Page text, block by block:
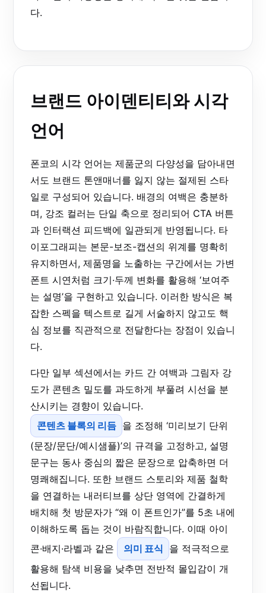
다.
브랜드 아이덴티티와 시각
언어
폰코의 시각 언어는 제품군의 다양성을 담아내면
서도 브랜드 톤앤매너를 잃지 않는 절제된 스타
일로 구성되어 있습니다. 배경의 여백은 충분하
며, 강조 컬러는 단일 축으로 정리되어 CTA 버튼
과 인터랙션 피드백에 일관되게 반영됩니다. 타
이포그래피는 본문-보조-캡션의 위계를 명확히
유지하면서, 제품명을 노출하는 구간에서는 가변
폰트 시연처럼 크기·두께 변화를 활용해 ‘보여주
는 설명’을 구현하고 있습니다. 이러한 방식은 복
잡한 스펙을 텍스트로 길게 서술하지 않고도 핵
심 정보를 직관적으로 전달한다는 장점이 있습니
다.
다만 일부 섹션에서는 카드 간 여백과 그림자 강
도가 콘텐츠 밀도를 과도하게 부풀려 시선을 분
산시키는 경향이 있습니다.
콘텐츠 블록의 리듬 을 조정해 ‘미리보기 단위
(문장/문단/예시샘플)’의 규격을 고정하고, 설명
문구는 동사 중심의 짧은 문장으로 압축하면 더
명쾌해집니다. 또한 브랜드 스토리와 제품 철학
을 연결하는 내러티브를 상단 영역에 간결하게
배치해 첫 방문자가 “왜 이 폰트인가”를 5초 내에
이해하도록 돕는 것이 바람직합니다. 이때 아이
콘·배지·라벨과 같은
의미 표식
을 적극적으로
활용해 탐색 비용을 낮추면 전반적 몰입감이 개
선됩니다.